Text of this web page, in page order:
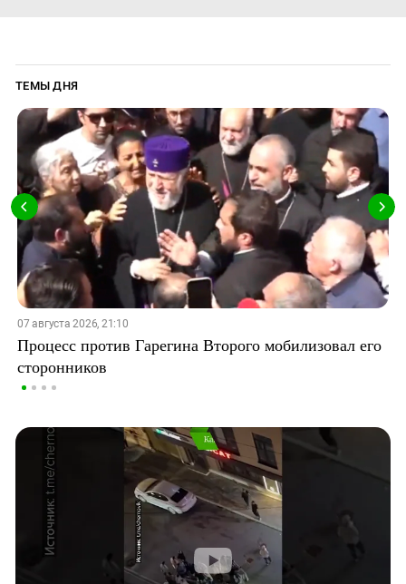
ТЕМЫ ДНЯ
07 августа 2026, 21:10
Процесс против Гарегина Второго мобилизовал его
сторонников